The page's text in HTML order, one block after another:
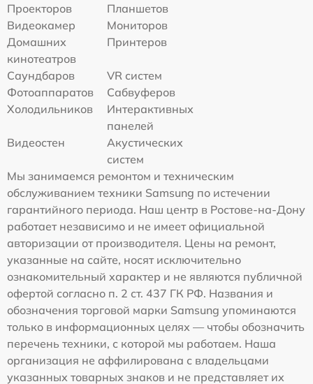
Проекторов
Планшетов
Видеокамер
Мониторов
Домашних
кинотеатров
Принтеров
Саундбаров
VR систем
Фотоаппаратов
Сабвуферов
Холодильников
Интерактивных
панелей
Видеостен
Акустических
систем
Мы занимаемся ремонтом и техническим
обслуживанием техники Samsung по истечении
гарантийного периода. Наш центр в Ростове-на-Дону
работает независимо и не имеет официальной
авторизации от производителя. Цены на ремонт,
указанные на сайте, носят исключительно
ознакомительный характер и не являются публичной
офертой согласно п. 2 ст. 437 ГК РФ. Названия и
обозначения торговой марки Samsung упоминаются
только в информационных целях — чтобы обозначить
перечень техники, с которой мы работаем. Наша
организация не аффилирована с владельцами
указанных товарных знаков и не представляет их